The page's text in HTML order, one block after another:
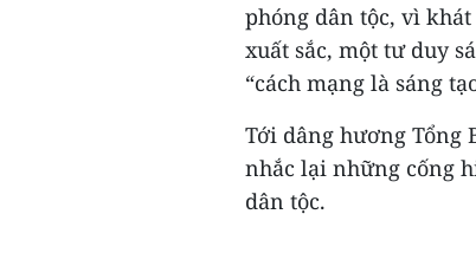
phóng dân tộc, vì
xuất sắc, một tư duy
“cách mạng là sáng
Tới dâng hương Tổng
nhắc lại những cống
dân tộc.